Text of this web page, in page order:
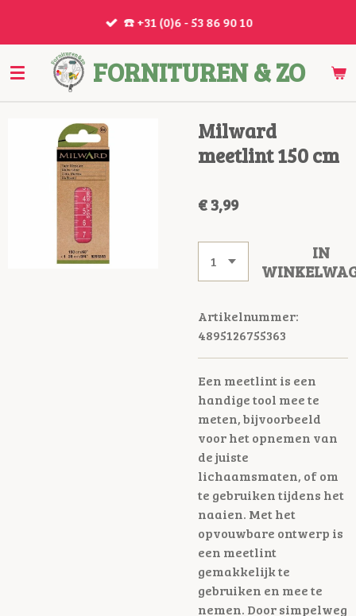
de
hoofdinhoud
FORNITUREN & ZO
☎️ +31 (0)6 - 53 86 90 10
Milward
meetlint 150 cm
€ 3,99
IN
Artikelnummer:
4895126755363
Een meetlint is een
handige tool mee te
meten, bijvoorbeeld
voor het opnemen van
de juiste
lichaamsmaten, of om
te gebruiken tijdens het
naaien. Met het
opvouwbare ontwerp is
een meetlint
gemakkelijk te
gebruiken en mee te
nemen. Door simpelweg